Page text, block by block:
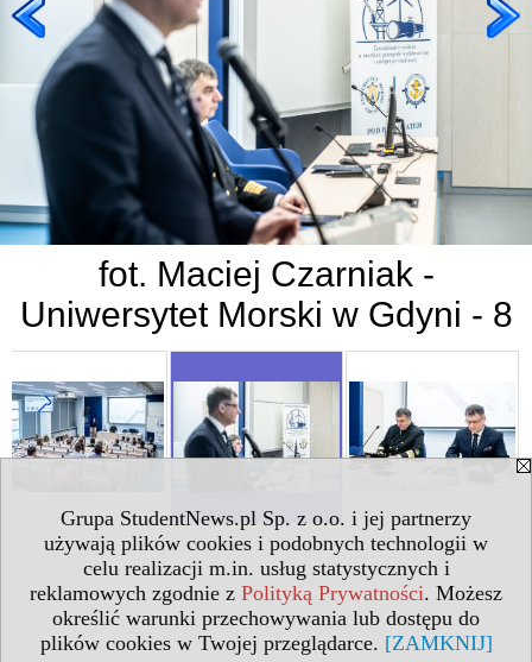
Grupa StudentNews.pl Sp. z o.o. i jej partnerzy
używają plików cookies i podobnych technologii w
celu realizacji m.in. usług statystycznych i
reklamowych zgodnie z Polityką Prywatności. Możesz
określić warunki przechowywania lub dostępu do
plików cookies w Twojej przeglądarce. [ZAMKNIJ]
fot. Maciej Czarniak -
Uniwersytet Morski w Gdyni - 8